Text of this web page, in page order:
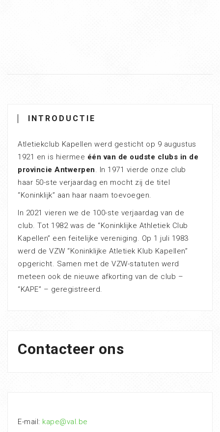
INTRODUCTIE
Atletiekclub Kapellen werd gesticht op 9 augustus
1921 en is hiermee één van de oudste clubs in de
provincie Antwerpen . In 1971 vierde onze club
haar 50-ste verjaardag en mocht zij de titel
“Koninklijk” aan haar naam toevoegen.
In 2021 vieren we de 100-ste verjaardag van de
club. Tot 1982 was de “Koninklijke Athletiek Club
Kapellen” een feitelijke vereniging. Op 1 juli 1983
werd de VZW “Koninklijke Atletiek Klub Kapellen”
opgericht. Samen met de VZW-statuten werd
meteen ook de nieuwe afkorting van de club –
“KAPE” – geregistreerd.
Contacteer ons
E-mail: kape@val.be